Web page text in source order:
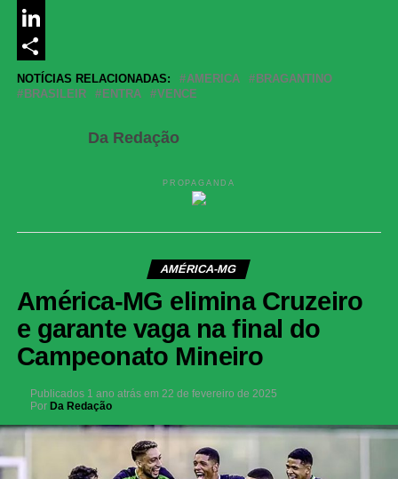
Messenger
LinkedIn
Share
NOTÍCIAS RELACIONADAS: AMERICA
BRAGANTINO
BRASILEIR
ENTRA VENCE
Da Redação
PROPAGANDA
AMÉRICA-MG
América-MG elimina Cruzeiro
e garante vaga na final do
Campeonato Mineiro
Publicados 1 ano atrás em 22 de fevereiro de 2025
Por Da Redação